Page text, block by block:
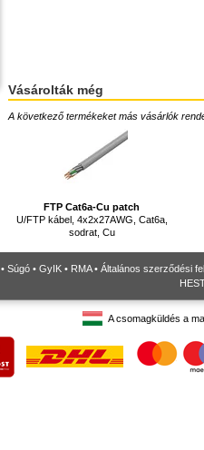
Vásárolták még
A következő termékeket más vásárlók
FTP Cat6a-Cu patch
U/FTP kábel, 4x2x27AWG, Cat6a,
sodrat, Cu
• Súgó • GyIK • RMA• Általános szerződési
A csomagküldés a